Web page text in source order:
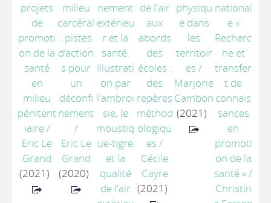
projets
de
promoti
on de la
santé
en
milieu
pénitent
iaire/
Eric Le
Grand
(2021)
milieu
carcéral
: pistes
d’action
s pour
un
déconfi
nement
/
Eric Le
Grand
(2020)
nement
extérieu
r et la
santé.
Illustrati
on par
l'ambroi
sie, le
moustiq
ue-tigre
et la
qualité
de l'air
de l'air
aux
abords
des
écoles :
des
repères
méthod
ologiqu
es /
Cécile
Cayre
(2021)
physiqu
e dans
les
territoir
es /
Marjorie
Cambon
(2021)
national
e «
Recherc
he et
transfer
t de
connais
sances
en
promoti
on de la
santé »/
Christin